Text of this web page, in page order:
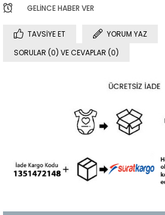
GELINCE HABER VER
TAVSIYE ET
YORUM YAZ
SORULAR (0) VE CEVAPLAR (0)